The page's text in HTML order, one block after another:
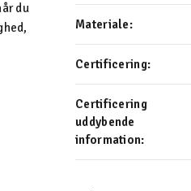
du
Materiale:
Certificering:
Certificering
uddybende
information: